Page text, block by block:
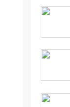
[10] 1.4
2323播放
[11] 1.4
[12] 1.4